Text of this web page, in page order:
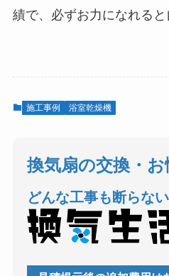
績で、必ずお力になれると
施工事例 浴室乾燥機
換気扇の交換・お
どんな工事も断らない